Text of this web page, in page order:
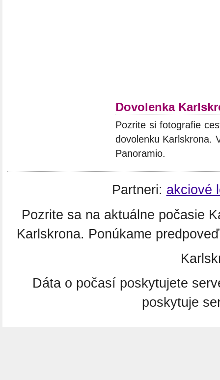
Dovolenka
Pozrite si fotografie
dovolenku Karlskrona.
Panoramio.
Partneri: akciové
Pozrite sa na aktuálne počasie
Karlskrona. Ponúkame
Dáta o počasí poskytujete
poskytuje